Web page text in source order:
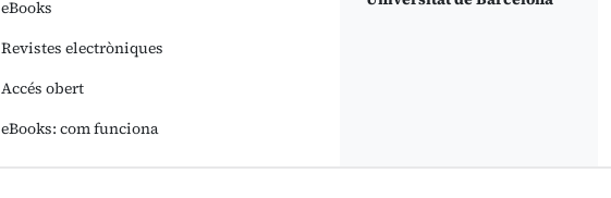
eBooks
Revistes electròniques
Accés obert
eBooks: com funciona